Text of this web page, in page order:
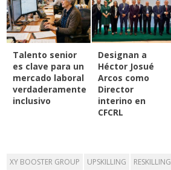
Talento senior
es clave para un
mercado laboral
verdaderamente
inclusivo
Designan a
Héctor Josué
Arcos como
Director
interino en
CFCRL
XY BOOSTER GROUP UPSKILLING RESKILLING